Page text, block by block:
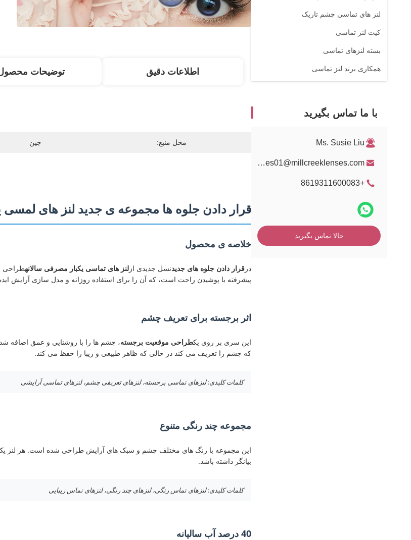
لنز های تماسی چشم تاریک
کیت لنز تماسی
بسته لنزهای تماسی
همکاری برند لنز تماسی
با ما تماس بگیرید
Ms. Susie Liu
sales01@millcreeklenses.com
+8619311600083
حالا تماس بگیرید
اطلاعات دقیق توضیحات
محل منبع: چین
قرار دادن جلوه ها مجموعه ی جدید لنز های لمسی یکبار
خلاصه ی محصول
در قرار دادن جلوه های جدیدنسل جدیدی از لنز های تماسی یکبار مصرفی سالانهطراحی
پیشرفته با پوشیدن راحت است، که آن را برای استفاده روزانه و مدل سازی آرایش
اثر برجسته برای تعریف چشم
این سری بر روی یکطراحی موقعیت برجسته، چشم ها را با روشنایی و عمق اضافه
که چشم را تعریف می کند در حالی که ظاهر طبیعی و زیبا را حفظ می کند.
کلمات کلیدی: لنزهای تماسی برجسته، لنزهای تعریفی چشم، لنزهای تماسی آرایشی
مجموعه چند رنگی متنوع
این مجموعه با رنگ های مختلف چشم و سبک های آرایش طراحی شده است. هر لنز
بیانگر داشته باشد.
کلمات کلیدی: لنزهای تماس رنگی، لنزهای چند رنگی، لنزهای تماس زیبایی
40 درصد آب سالیانه